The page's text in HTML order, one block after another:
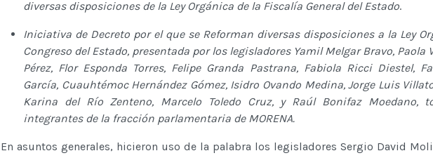
diversas disposiciones de la Ley Orgánica de la Fiscalía General del Estado.
Iniciativa de Decreto por el que se Reforman diversas disposiciones a la Ley
Congreso del Estado, presentada por los legisladores Yamil Melgar Bravo, Paola
Pérez, Flor Esponda Torres, Felipe Granda Pastrana, Fabiola Ricci Diestel,
García, Cuauhtémoc Hernández Gómez, Isidro Ovando Medina, Jorge Luis
Karina del Río Zenteno, Marcelo Toledo Cruz, y Raúl Bonifaz Moedano,
integrantes de la fracción parlamentaria de MORENA.
En asuntos generales, hicieron uso de la palabra los legisladores Sergio David